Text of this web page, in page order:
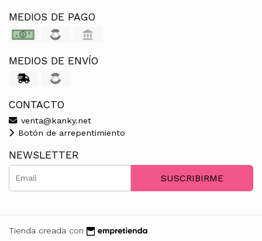
MEDIOS DE PAGO
MEDIOS DE ENVÍO
CONTACTO
venta@kanky.net
Botón de arrepentimiento
NEWSLETTER
SUSCRIBIRME
Tienda creada con